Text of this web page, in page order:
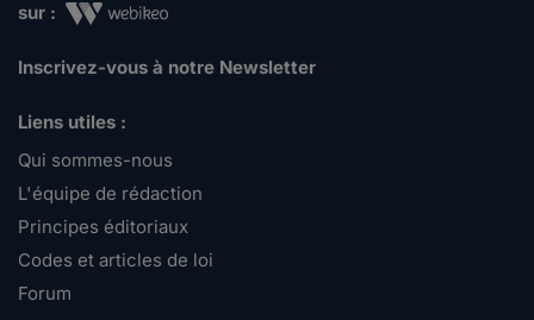
sur :
Inscrivez-vous à notre Newsletter
Liens utiles :
Qui sommes-nous
L'équipe de rédaction
Principes éditoriaux
Codes et articles de loi
Forum